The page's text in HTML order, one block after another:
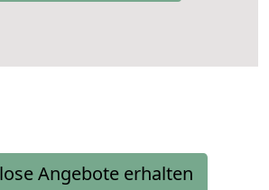
Angebote erhalten